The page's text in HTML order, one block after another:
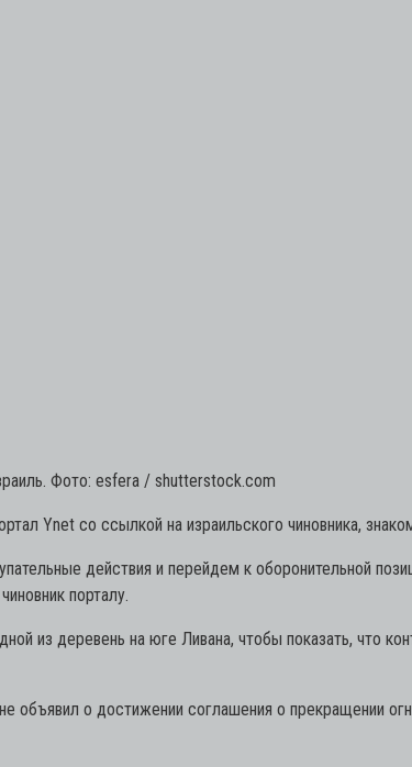
Фото: esfera / shutterstock.com
Ynet со ссылкой на израильского чиновника,
действия и перейдем к оборонительной
порталу.
из деревень на юге Ливана, чтобы показать, что
объявил о достижении соглашения о прекращении